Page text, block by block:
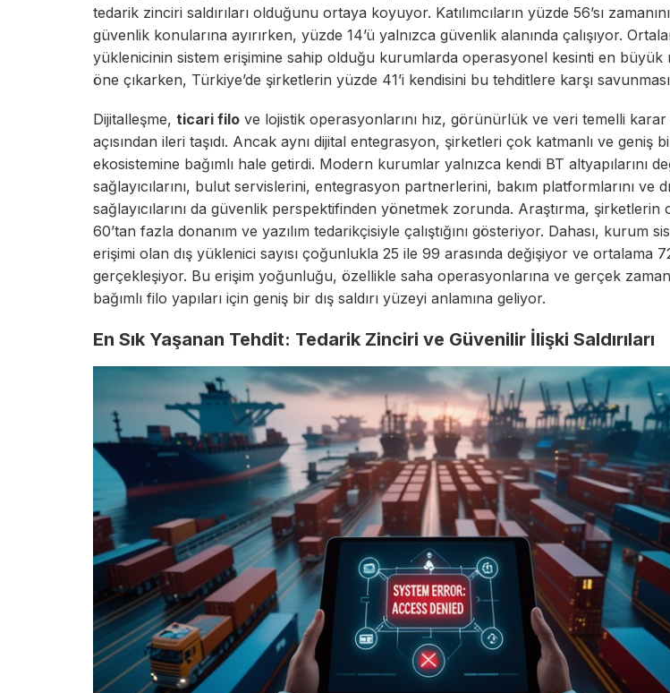
tedarik zinciri saldırıları olduğunu ortaya koyuyor. Katılımcıların yüzde 56’sı
güvenlik konularına ayırırken, yüzde 14’ü yalnızca güvenlik alanında çalışıyor.
yüklenicinin sistem erişimine sahip olduğu kurumlarda operasyonel kesinti en büyük
öne çıkarken, Türkiye’de şirketlerin yüzde 41’i kendisini bu tehditlere karşı
Dijitalleşme, ticari filo ve lojistik operasyonlarını hız, görünürlük ve veri temelli karar
açısından ileri taşıdı. Ancak aynı dijital entegrasyon, şirketleri çok katmanlı ve geniş
ekosistemine bağımlı hale getirdi. Modern kurumlar yalnızca kendi BT altyapılarını
sağlayıcılarını, bulut servislerini, entegrasyon partnerlerini, bakım platformlarını ve
sağlayıcılarını da güvenlik perspektifinden yönetmek zorunda. Araştırma, şirketlerin
60’tan fazla donanım ve yazılım tedarikçisiyle çalıştığını gösteriyor. Dahası, kurum
erişimi olan dış yüklenici sayısı çoğunlukla 25 ile 99 arasında değişiyor ve ortalama
gerçekleşiyor. Bu erişim yoğunluğu, özellikle saha operasyonlarına ve gerçek
bağımlı filo yapıları için geniş bir dış saldırı yüzeyi anlamına geliyor.
En Sık Yaşanan Tehdit: Tedarik Zinciri ve Güvenilir İlişki Saldırıları